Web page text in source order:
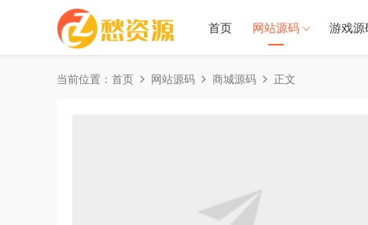
首页 网站源码 游戏源
当前位置： 首页 网站源码 商城源码 正文